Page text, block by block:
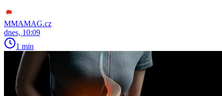
MMAMAG.cz
dnes, 10:09
1 min